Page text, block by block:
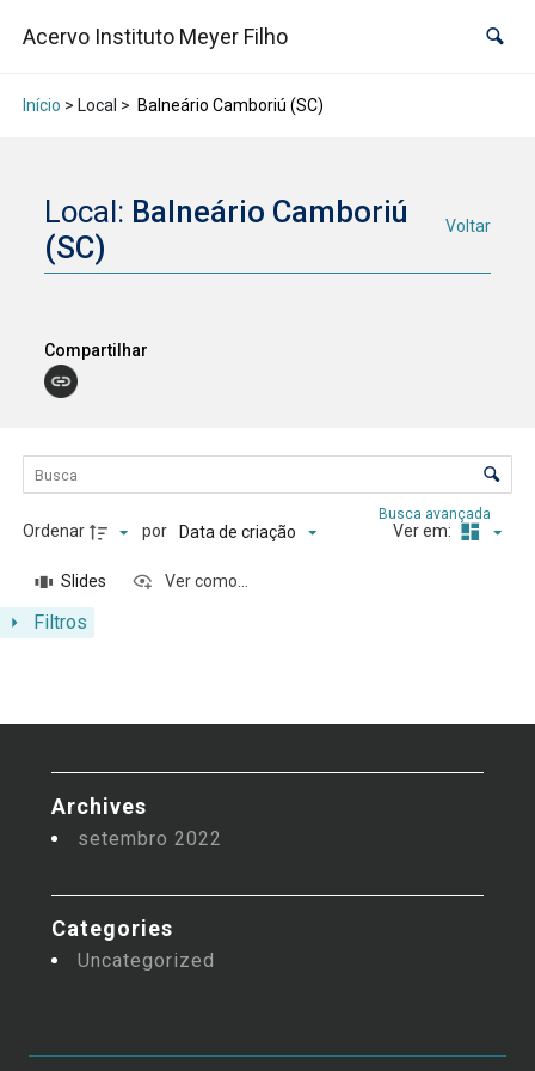
Acervo Instituto Meyer Filho
Início > Local > Balneário Camboriú (SC)
Local: Balneário Camboriú
(SC)
Voltar
Compartilhar
Lista de itens
Controle de ordenação e visualização
Filtros
Busca avançada
Ordenar por Data de criação Ver em:
Slides Ver como...
Archives
setembro 2022
Categories
Uncategorized